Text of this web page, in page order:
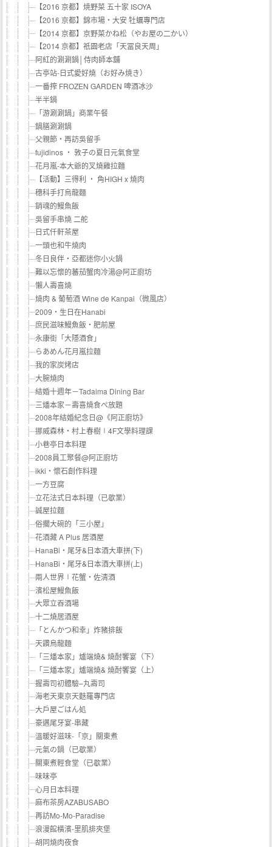
【2016 京都】焼野菜 五十家 ISOYA
【2016 京都】錦市場‧大安 牡蠣專門店
【2014 京都】京野菜かね松（やお屋の二かい）
【2014 京都】祇園老店「天冨良天周」
阿紅的涮涮鍋│侍肉師本舖
古亭站-日式愛好燒（お好み焼き）
一番搾 FROZEN GARDEN 啤酒冰沙
半半鍋
「游涮涮鍋」商業午餐
鍋膳涮涮鍋
父親節‧再訪吳留手
fujidinos ‧ 敦子の夏日元氣食堂
花月嵐-本大爺的叉燒雞拉麵
【活動】三得利 ‧ 角HIGH x 燒肉
穗科手打烏龍麵
銷魂的鰻魚飯
吳留手串燒 二舵
日式仟軒茶屋
一頭也和牛燒肉
冬日良伴‧亞都迷你小火鍋
難以忘懷的蕃茄蟹肉冷湯@阿正廚坊
懶人壽喜燒
燒肉 & 葡萄酒 Wine de Kanpai（微風店）
2009‧生日在Hanabi
庶民滋味鰻魚飯‧肥前屋
永康街「大隱酒食」
らあめん花月嵐拉麵
我的家炭烤店
大腕燒肉
結婚十週年－Tadaima Dining Bar
三燔本家－壽喜燒食ぺ放題
2008年結婚紀念日@《阿正廚坊》
挪威森林‧村上春樹∣4F文學料理課
小巷亭日本料理
2008員工聚餐@阿正廚坊
ikki‧懷石創作料理
一方豆腐
立花法式日本料理（已歇業）
誠屋拉麵
俗擱大碗的「三小屋」
花酒藏 A Plus 居酒屋
HanaBi‧尾牙&日本酒大車拼(下)
HanaBi‧尾牙&日本酒大車拼(上)
兩人世界∣花蟹‧佐清酒
濱松屋鰻魚飯
大眾立吞酒場
十二燒居酒屋
「とんかつ和幸」炸豬排飯
天讚烏龍麵
「三燔本家」爐端燒& 燒酎饗宴（下）
「三燔本家」爐端燒& 燒酎饗宴（上）
握壽司初體驗–丸壽司
海老天東京天麩羅專門店
大戶屋ごはん処
豪邁尾牙宴-串藏
溫暖好滋味-「京」關東煮
元氣の鍋（已歇業）
關東煮輕食堂（已歇業）
味味亭
心月日本料理
麻布茶房AZABUSABO
再訪Mo-Mo-Paradise
浪漫館橫濱-里肌排夾堡
胡同燒肉夜食